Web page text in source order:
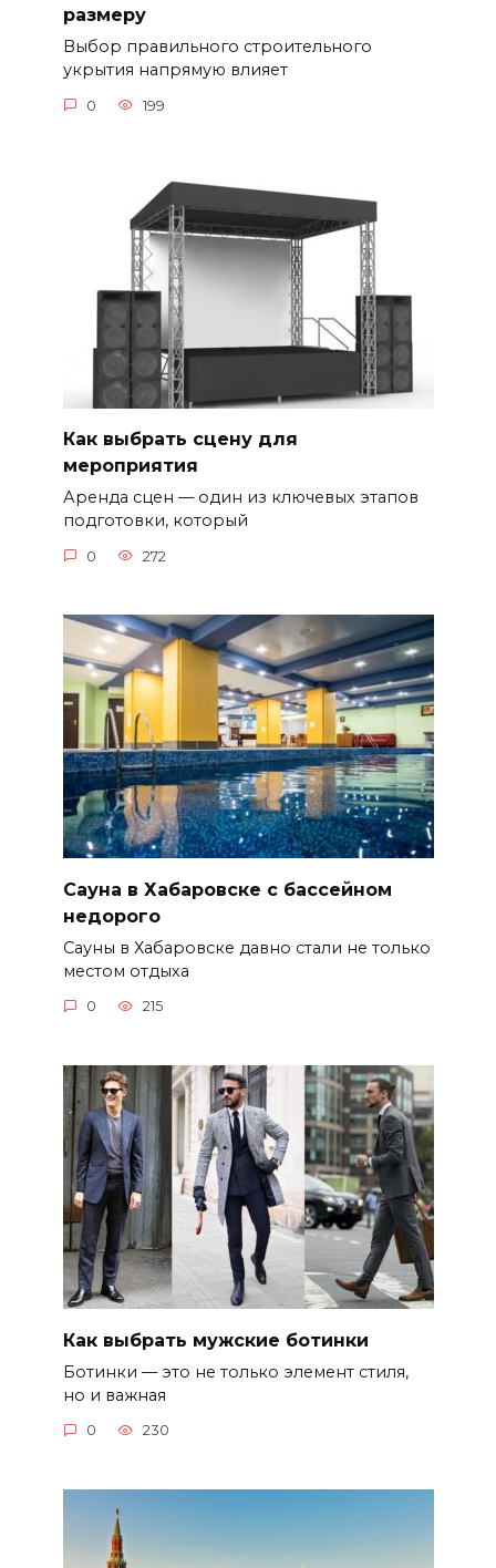
размеру
Выбор правильного строительного
укрытия напрямую влияет
0 199
Как выбрать сцену для
мероприятия
Аренда сцен — один из ключевых этапов
подготовки, который
0 272
Сауна в Хабаровске с бассейном
недорого
Сауны в Хабаровске давно стали не только
местом отдыха
0 215
Как выбрать мужские ботинки
Ботинки — это не только элемент стиля,
но и важная
0 230